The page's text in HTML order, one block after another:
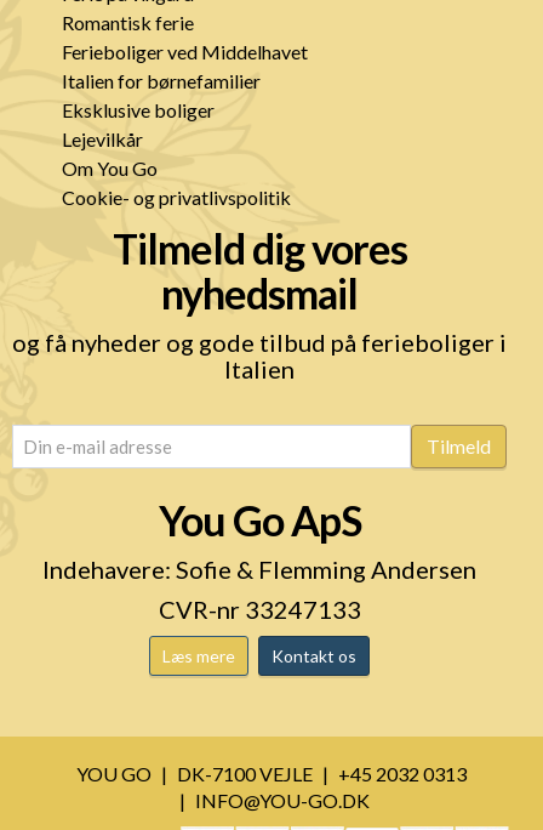
Romantisk ferie
Ferieboliger ved Middelhavet
Italien for børnefamilier
Eksklusive boliger
Lejevilkår
Om You Go
Cookie- og privatlivspolitik
Tilmeld dig vores
nyhedsmail
og få nyheder og gode tilbud på ferieboliger i
Italien
email (Påkrævet) Tilmeld
You Go ApS
Indehavere: Sofie & Flemming Andersen
CVR-nr 33247133
Læs mere Kontakt os
YOU GO DK-7100 VEJLE
+45 2032 0313
INFO@YOU-GO.DK